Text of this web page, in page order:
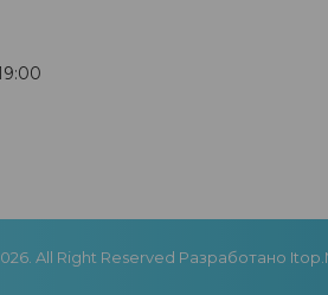
All Right Reserved Разработано